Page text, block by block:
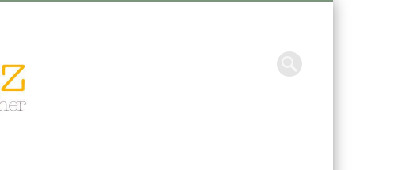
Chavinandez, Fotografía y